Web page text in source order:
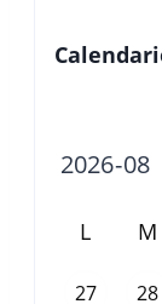
L M
27 28